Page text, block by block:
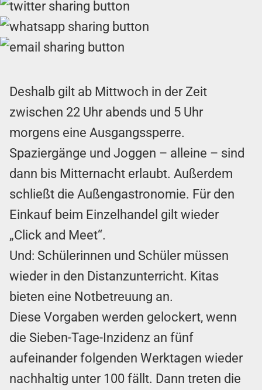
Deshalb gilt ab Mittwoch in der Zeit
zwischen 22 Uhr abends und 5 Uhr
morgens eine Ausgangssperre.
Spaziergänge und Joggen – alleine – sind
dann bis Mitternacht erlaubt. Außerdem
schließt die Außengastronomie. Für den
Einkauf beim Einzelhandel gilt wieder
„Click and Meet“.
Und: Schülerinnen und Schüler müssen
wieder in den Distanzunterricht. Kitas
bieten eine Notbetreuung an.
Diese Vorgaben werden gelockert, wenn
die Sieben-Tage-Inzidenz an fünf
aufeinander folgenden Werktagen wieder
nachhaltig unter 100 fällt. Dann treten die